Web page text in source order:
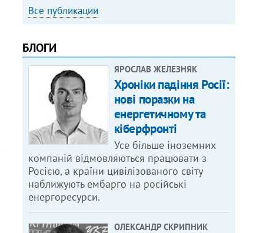
Все публикации
БЛОГИ
ЯРОСЛАВ ЖЕЛЕЗНЯК
Хроніки падіння Росії:
нові поразки на
енергетичному та
кіберфронті
Усе більше іноземних
компаній відмовляються працювати з
Росією, а країни цивілізованого світу
наближують ембарго на російські
енергоресурси.
ОЛЕКСАНДР СКРИПНИК